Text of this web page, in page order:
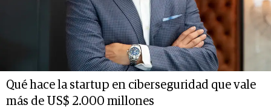
Qué hace la startup en ciberseguridad que vale
más de US$ 2.000 millones